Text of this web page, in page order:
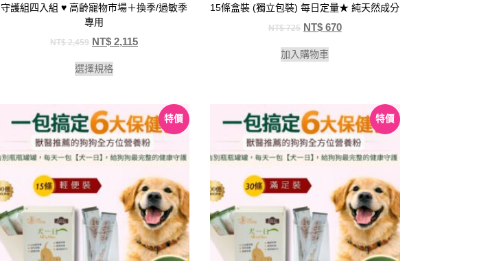
守護組四入組 ♥️ 高齡寵物市場＋換季/過敏季
專用
NT$2,459 NT$2,115
選擇規格
15條盒裝 (獨立包裝) 每日定量★ 純天然成分
NT$725 NT$670
加入購物車
特價 特價